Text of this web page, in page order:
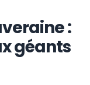
:
géants